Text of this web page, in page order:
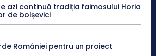
azi continuă tradiția faimosului Horia
de bolșevici
României pentru un proiect